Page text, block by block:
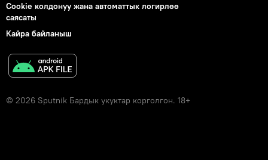
Cookie колдонуу жана автоматтык логирлөө
саясаты
Кайра байланыш
© 2026 Sputnik Бардык укуктар корголгон. 18+